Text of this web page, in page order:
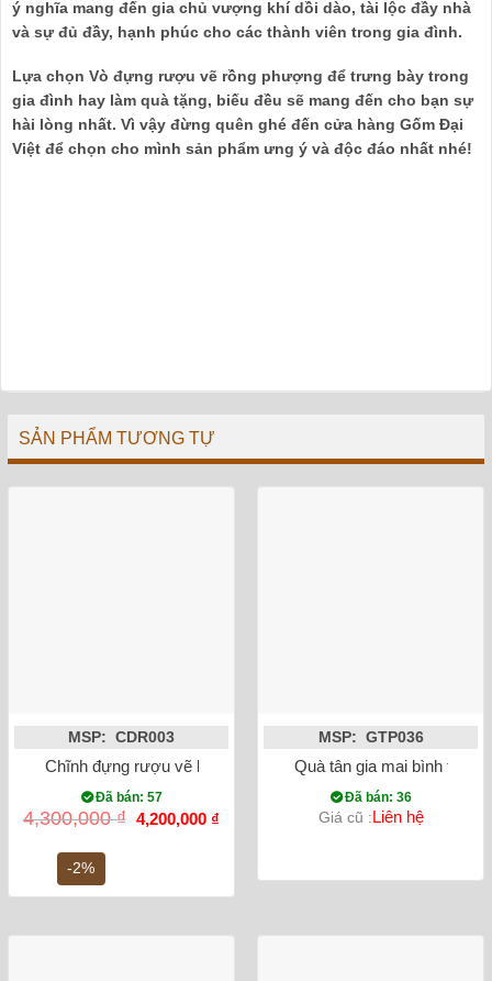
ý nghĩa mang đến gia chủ vượng khí dồi dào, tài lộc đầy nhà
và sự đủ đầy, hạnh phúc cho các thành viên trong gia đình.
Lựa chọn Vò đựng rượu vẽ rồng phượng để trưng bày trong
gia đình hay làm quà tặng, biếu đều sẽ mang đến cho bạn sự
hài lòng nhất. Vì vậy đừng quên ghé đến cửa hàng Gốm Đại
Việt để chọn cho mình sản phẩm ưng ý và độc đáo nhất nhé!
SẢN PHẨM TƯƠNG TỰ
-2%
MSP: CDR003
Chĩnh đựng rượu vẽ bách hạc
Đã bán: 57
4,300,000₫ Giá
gốc
4,200,000 ₫
4,200,000 ₫.
MSP: GTP036
Quà tân gia mai bình tích
Đã bán: 36
Giá cũ :Liên hệ